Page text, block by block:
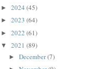
► 2024 (45)
► 2023 (64)
► 2022 (61)
▼ 2021 (89)
► December(7)